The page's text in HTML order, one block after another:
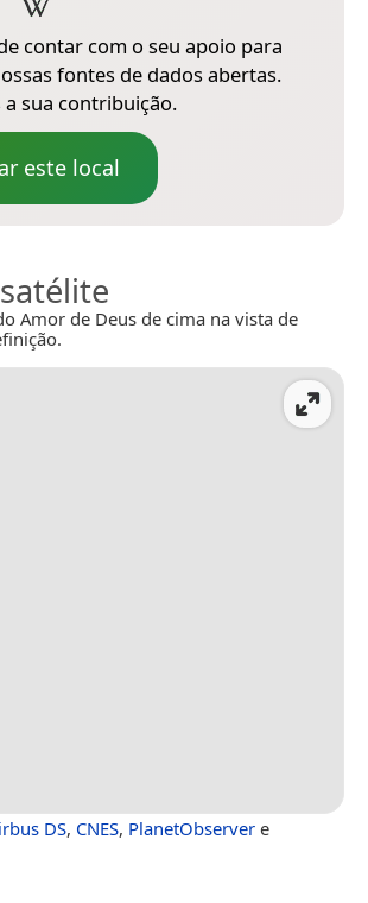
contar com o seu apoio para
fontes de dados abertas.
sua contribuição.
este local
Amor de Deus de cima na vista de
DS, CNES, PlanetObserver e